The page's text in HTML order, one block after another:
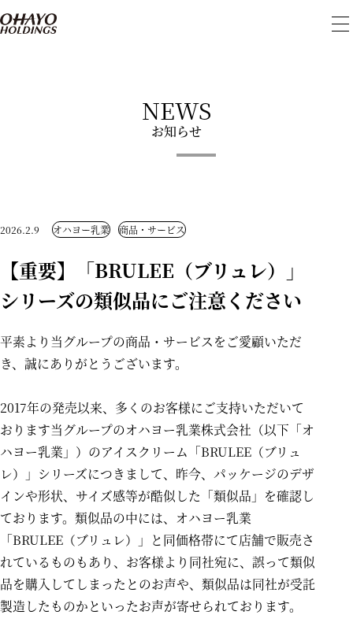
メ
NEWS
お知らせ
2026.2.9 オハヨー乳業 商品・サービス
【重要】「BRULEE（ブリュレ）」
シリーズの類似品にご注意ください
平素より当グループの商品・サービスをご愛顧いただ
き、誠にありがとうございます。
2017年の発売以来、多くのお客様にご支持いただいて
おります当グループのオハヨー乳業株式会社（以下「オ
ハヨー乳業」）のアイスクリーム「BRULEE（ブリュ
レ）」シリーズにつきまして、昨今、パッケージのデザ
インや形状、サイズ感等が酷似した「類似品」を確認し
ております。類似品の中には、オハヨー乳業
「BRULEE（ブリュレ）」と同価格帯にて店舗で販売さ
れているものもあり、お客様より同社宛に、誤って類似
品を購入してしまったとのお声や、類似品は同社が受託
製造したものかといったお声が寄せられております。